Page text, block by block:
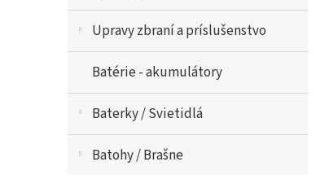
Upravy zbraní a príslušenstvo
Batérie - akumulátory
Baterky / Svietidlá
Batohy / Brašne